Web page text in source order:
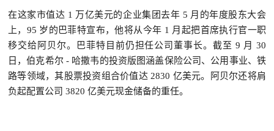
在这家市值达 1 万亿美元的企业集团去年 5 月的年度股东大会
上，95 岁的巴菲特宣布，他将从今年 1 月起把首席执行官一职
移交给阿贝尔。巴菲特目前仍担任公司董事长。截至 9 月 30
日，伯克希尔 - 哈撒韦的投资版图涵盖保险公司、公用事业、铁
路等领域，其股票投资组合价值达 2830 亿美元。阿贝尔还将肩
负起配置公司 3820 亿美元现金储备的重任。